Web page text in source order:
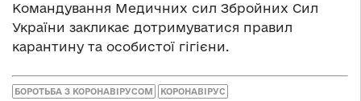
Командування Медичних сил Збройних Сил
України закликає дотримуватися правил
карантину та особистої гігієни.
БОРОТЬБА З КОРОНАВІРУСОМ КОРОНАВІРУС